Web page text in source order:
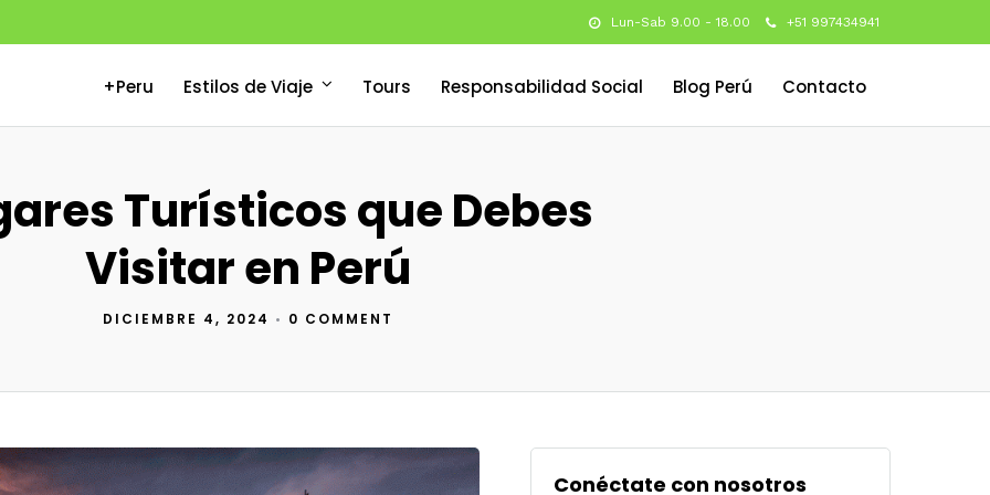
Lun-Sab 9.00 - 18.00 +51 997434941
+Peru Estilos de Viaje Tours Responsabilidad Social Blog Perú Contacto
Turísticos que Debes
Visitar en Perú
DICIEMBRE 4, 2024 • 0 COMMENT
Conéctate con nosotros